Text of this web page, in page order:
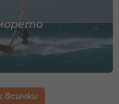
всички